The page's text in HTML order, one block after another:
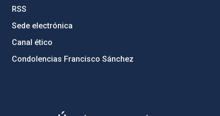
RSS
Sede electrónica
Canal ético
Condolencias Francisco Sánchez